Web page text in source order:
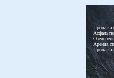
Продажа
Аренда
Продажа